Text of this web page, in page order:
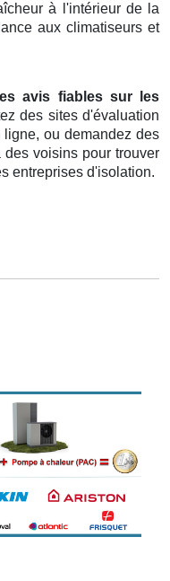
à l'intérieur de la
aux climatiseurs et
avis fiables sur les
des sites d'évaluation
ligne, ou demandez des
voisins pour trouver
entreprises d'isolation.